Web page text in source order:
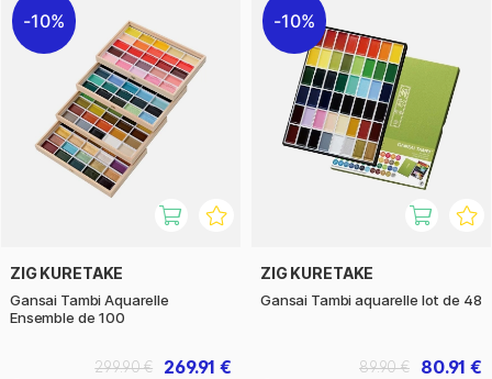
10%
ZIG KURETAKE
Gansai Tambi Aquarelle
Ensemble de 100
269.91 €
299.90 €
10%
ZIG KURETAKE
Gansai Tambi aquarelle lot de 48
80.91 €
89.90 €